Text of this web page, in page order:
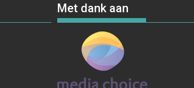
Met dank aan